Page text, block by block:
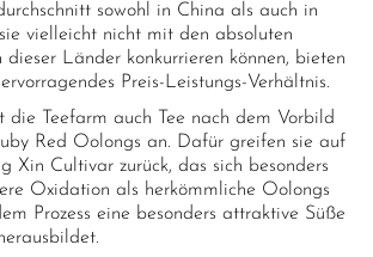
sowohl in China als auch in
vielleicht nicht mit den absoluten
Länder konkurrieren können, bieten
Preis-Leistungs-Verhältnis.
die Teefarm auch Tee nach dem Vorbild
Red Oolongs an. Dafür greifen sie auf
Xin Cultivar zurück, das sich besonders
Oxidation als herkömmliche Oolongs
Prozess eine besonders attraktive Süße